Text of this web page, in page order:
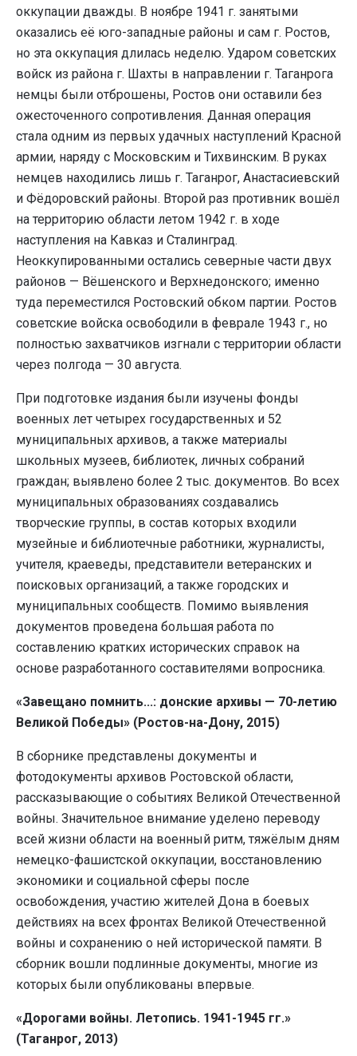
оккупации дважды. В ноябре 1941 г. занятыми
оказались её юго-западные районы и сам г. Ростов,
но эта оккупация длилась неделю. Ударом советских
войск из района г. Шахты в направлении г. Таганрога
немцы были отброшены, Ростов они оставили без
ожесточенного сопротивления. Данная операция
стала одним из первых удачных наступлений Красной
армии, наряду с Московским и Тихвинским. В руках
немцев находились лишь г. Таганрог, Анастасиевский
и Фёдоровский районы. Второй раз противник вошёл
на территорию области летом 1942 г. в ходе
наступления на Кавказ и Сталинград.
Неоккупированными остались северные части двух
районов — Вёшенского и Верхнедонского; именно
туда переместился Ростовский обком партии. Ростов
советские войска освободили в феврале 1943 г., но
полностью захватчиков изгнали с территории области
через полгода — 30 августа.
При подготовке издания были изучены фонды
военных лет четырех государственных и 52
муниципальных архивов, а также материалы
школьных музеев, библиотек, личных собраний
граждан; выявлено более 2 тыс. документов. Во всех
муниципальных образованиях создавались
творческие группы, в состав которых входили
музейные и библиотечные работники, журналисты,
учителя, краеведы, представители ветеранских и
поисковых организаций, а также городских и
муниципальных сообществ. Помимо выявления
документов проведена большая работа по
составлению кратких исторических справок на
основе разработанного составителями вопросника.
«Завещано помнить...: донские архивы — 70-летию
Великой Победы» (Ростов-на-Дону, 2015)
В сборнике представлены документы и
фотодокументы архивов Ростовской области,
рассказывающие о событиях Великой Отечественной
войны. Значительное внимание уделено переводу
всей жизни области на военный ритм, тяжёлым дням
немецко-фашистской оккупации, восстановлению
экономики и социальной сферы после
освобождения, участию жителей Дона в боевых
действиях на всех фронтах Великой Отечественной
войны и сохранению о ней исторической памяти. В
сборник вошли подлинные документы, многие из
которых были опубликованы впервые.
«Дорогами войны. Летопись. 1941-1945 гг.»
(Таганрог, 2013)